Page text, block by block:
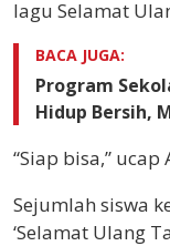
lagu Selamat
BACA JUGA:
Program
Hidup Bersih,
“Siap bisa,” ucap
Sejumlah siswa
‘Selamat Ulang